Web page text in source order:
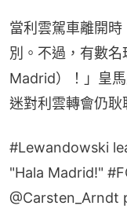
當利雲駕車離開
別。不過，有數
Madrid）！」皇
迷對利雲轉會仍耿
#Lewandowski
"Hala Madrid!"
@Carsten_Arndt